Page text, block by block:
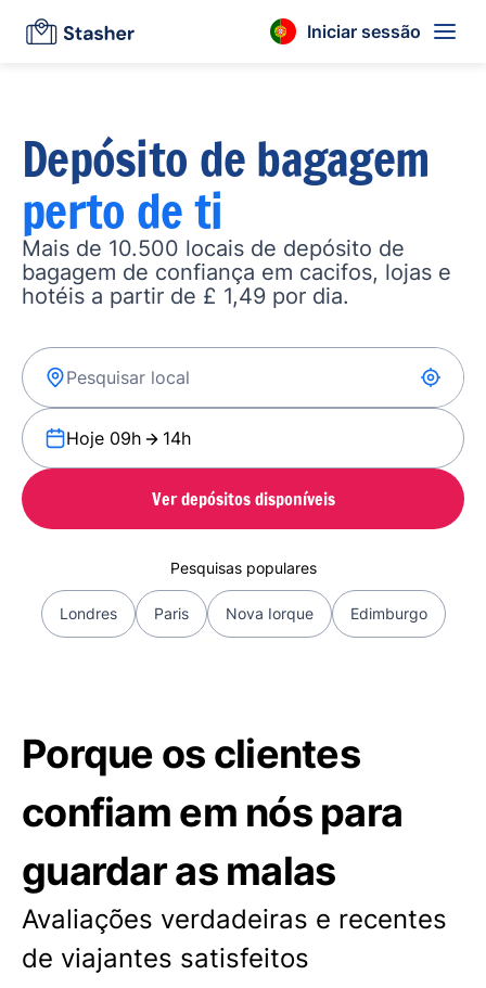
Iniciar sessão
Depósito de bagagem
perto de ti
Mais de 10.500 locais de depósito de
bagagem de confiança em cacifos, lojas e
hotéis a partir de £ 1,49 por dia.
Hoje 09h 14h
Ver depósitos disponíveis
Pesquisas populares
Londres Paris Nova Iorque Edimburgo
Porque os clientes
confiam em nós para
guardar as malas
Avaliações verdadeiras e recentes
de viajantes satisfeitos